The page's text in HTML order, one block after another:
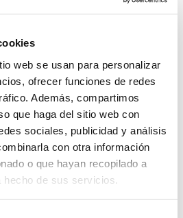
web se usan para personalizar
ofrecer funciones de redes
Además, compartimos
que haga del sitio web con
sociales, publicidad y análisis
con otra información
o que hayan recopilado a
hecho de sus servicios.